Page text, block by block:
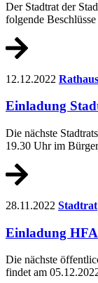
Der Stadtrat der
folgende Beschlüsse
12.12.2022 Rathaus
Einladung
Die nächste
19.30 Uhr im
28.11.2022 Stadtrat
Einladung HFA
Die nächste
findet am